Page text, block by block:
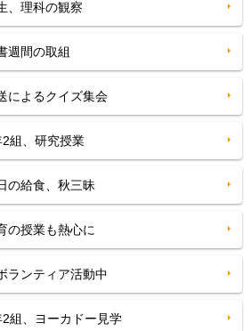
、理科の観察
週間の取組
によるクイズ集会
組、研究授業
の給食、秋三昧
の授業も熱心に
ランティア活動中
組、ヨーカドー見学